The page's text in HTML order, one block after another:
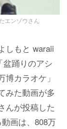
エンゾウさん
しもと waraii
踊りのアシ
カラオケ」
みた動画が多
んが投稿した
画は、808万